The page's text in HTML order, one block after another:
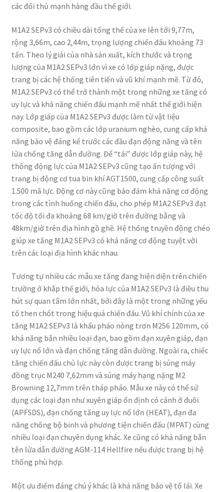
các đối thủ mạnh hàng đầu thế giới.
M1A2 SEPv3 có chiều dài tổng thể của xe lên tới 9,77m,
rộng 3,66m, cao 2,44m, trọng lượng chiến đấu khoảng 73
tấn. Theo lý giải của nhà sản xuất, kích thước và trọng
lượng của M1A2 SEPv3 lớn vì xe có lớp giáp nặng, được
trang bị các hệ thống tiên tiến và vũ khí mạnh mẽ. Từ đó,
M1A2 SEPv3 có thể trở thành một trong những xe tăng có
uy lực và khả năng chiến đấu mạnh mẽ nhất thế giới hiện
nay. Lớp giáp của M1A2 SEPv3 được làm từ vật liệu
composite, bao gồm các lớp uranium nghèo, cung cấp khả
năng bảo vệ đáng kể trước các đầu đạn động năng và tên
lửa chống tăng dẫn đường. Để “tải” được lớp giáp này, hệ
thống động lực của M1A2 SEPv3 cũng tạo ấn tượng với
trang bị động cơ tua bin khí AGT1500, cung cấp công suất
1.500 mã lực. Động cơ này cũng bảo đảm khả năng cơ động
trong các tình huống chiến đấu, cho phép M1A2 SEPv3 đạt
tốc độ tối đa khoảng 68 km/giờ trên đường bằng và
48km/giờ trên địa hình gồ ghề. Hệ thống truyền động chéo
giúp xe tăng M1A2 SEPv3 có khả năng cơ động tuyệt vời
trên các loại địa hình khác nhau.
Tương tự nhiều các mẫu xe tăng đang hiện diện trên chiến
trường ở khắp thế giới, hỏa lực của M1A2 SEPv3 là điều thu
hút sự quan tâm lớn nhất, bởi đây là một trong những yếu
tố then chốt trong hiệu quả chiến đấu. Vũ khí chính của xe
tăng M1A2 SEPv3 là khẩu pháo nòng trơn M256 120mm, có
khả năng bắn nhiều loại đạn, bao gồm đạn xuyên giáp, đạn
uy lực nổ lớn và đạn chống tăng dẫn đường. Ngoài ra, chiếc
tăng chiến đấu chủ lực này còn được trang bị súng máy
đồng trục M240 7,62mm và súng máy hạng nặng M2
Browning 12,7mm trên tháp pháo. Mẫu xe này có thể sử
dụng các loại đạn như xuyên giáp ổn định có cánh ở đuôi
(APFSDS), đạn chống tăng uy lực nổ lớn (HEAT), đạn đa
năng chống bộ binh và phương tiện chiến đấu (MPAT) cùng
nhiều loại đạn chuyên dụng khác. Xe cũng có khả năng bắn
tên lửa dẫn đường AGM-114 Hellfire nếu được trang bị hệ
thống phù hợp.
Một ưu điểm đáng chú ý khác là khả năng bảo vệ tổ lái. Xe